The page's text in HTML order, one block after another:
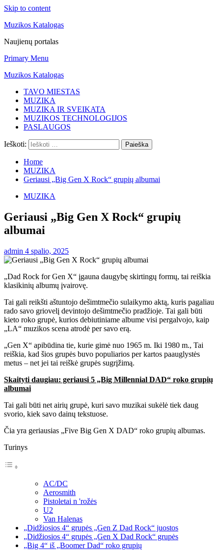
Skip to content
Muzikos Katalogas
Naujienų portalas
Primary Menu
Muzikos Katalogas
TAVO MIESTAS
MUZIKA
MUZIKA IR SVEIKATA
MUZIKOS TECHNOLOGIJOS
PASLAUGOS
Ieškoti:
Home
MUZIKA
Geriausi „Big Gen X Rock“ grupių albumai
MUZIKA
Geriausi „Big Gen X Rock“ grupių
albumai
admin 4 spalio, 2025
„Dad Rock for Gen X“ įgauna daugybę skirtingų formų, tai reiškia
klasikinių albumų įvairovę.
Tai gali reikšti aštuntojo dešimtmečio sulaikymo aktą, kuris pagaliau
rado savo griovelį devintojo dešimtmečio pradžioje. Tai gali būti
kieto roko grupė, kurios debiutiniame albume visi pergalvojo, kaip
„LA“ muzikos scena atrodė per savo erą.
„Gen X“ apibūdina tie, kurie gimė nuo 1965 m. Iki 1980 m., Tai
reiškia, kad šios grupės buvo populiarios per kartos paauglystės
metus – net jei tai reiškė grupės sugrįžimą.
Skaityti daugiau: geriausi 5 „Big Millennial DAD“ roko grupių
albumai
Tai gali būti net airių grupė, kuri savo muzikai sukėlė tiek daug
svorio, kiek savo dainų tekstuose.
Čia yra geriausias „Five Big Gen X DAD“ roko grupių albumas.
Turinys
AC/DC
Aerosmith
Pistoletai n 'rožės
U2
Van Halenas
„Didžiosios 4“ grupės „Gen Z Dad Rock“ juostos
„Didžiosios 4“ grupės „Gen X Dad Rock“ grupės
„Big 4“ iš „Boomer Dad“ roko grupių